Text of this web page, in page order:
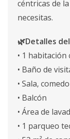
céntricas de
necesitas.
🌿Detalles
• 1
• Baño de
• Sala,
• Balcón
• Área de
• 1 parqueo